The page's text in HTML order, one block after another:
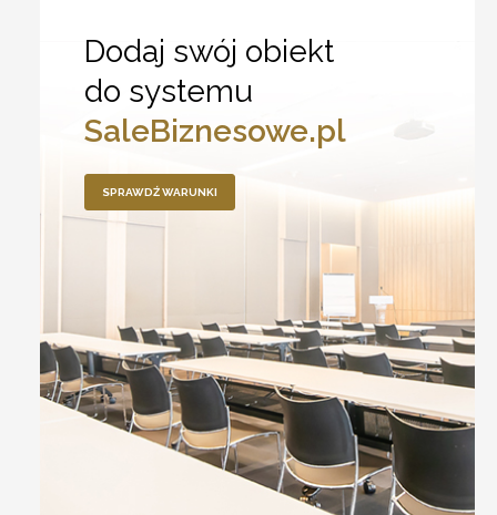
Dodaj swój obiekt
do systemu
SaleBiznesowe.pl
SPRAWDŹ WARUNKI